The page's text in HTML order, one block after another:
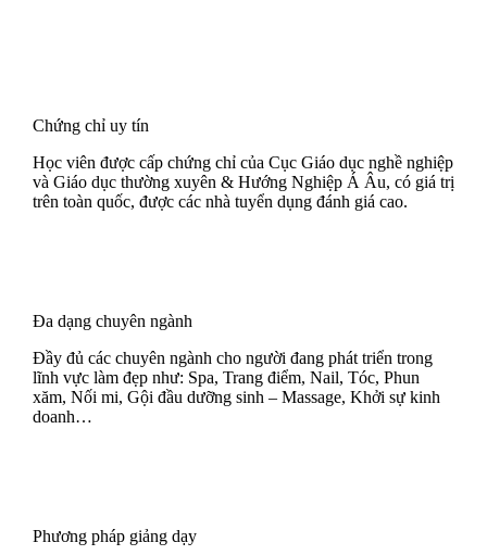
Chứng chỉ uy tín
Học viên được cấp chứng chỉ của Cục Giáo dục nghề nghiệp
và Giáo dục thường xuyên & Hướng Nghiệp Á Âu, có giá trị
trên toàn quốc, được các nhà tuyển dụng đánh giá cao.
Đa dạng chuyên ngành
Đầy đủ các chuyên ngành cho người đang phát triển trong
lĩnh vực làm đẹp như: Spa, Trang điểm, Nail, Tóc, Phun
xăm, Nối mi, Gội đầu dưỡng sinh – Massage, Khởi sự kinh
doanh…
Phương pháp giảng dạy